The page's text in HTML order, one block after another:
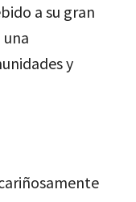
a su gran
y